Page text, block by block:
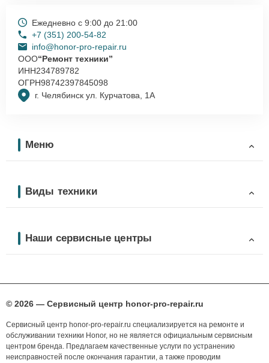
г. Челябинск ул. Курчатова, 1А
Ежедневно с 9:00 до 21:00
+7 (351) 200-54-82
info@honor-pro-repair.ru
ООО“Ремонт техники”
ИНН234789782
ОГРН98742397845098
Меню
Виды техники
Наши сервисные центры
© 2026 — Сервисный центр honor-pro-repair.ru
Сервисный центр honor-pro-repair.ru специализируется на ремонте и
обслуживании техники Honor, но не является официальным сервисным
центром бренда. Предлагаем качественные услуги по устранению
неисправностей после окончания гарантии, а также проводим